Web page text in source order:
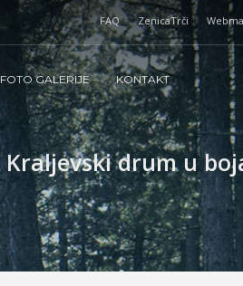
FAQ ZenicaTrči
FOTO GALERIJE KONTAKT
Kraljevski drum u